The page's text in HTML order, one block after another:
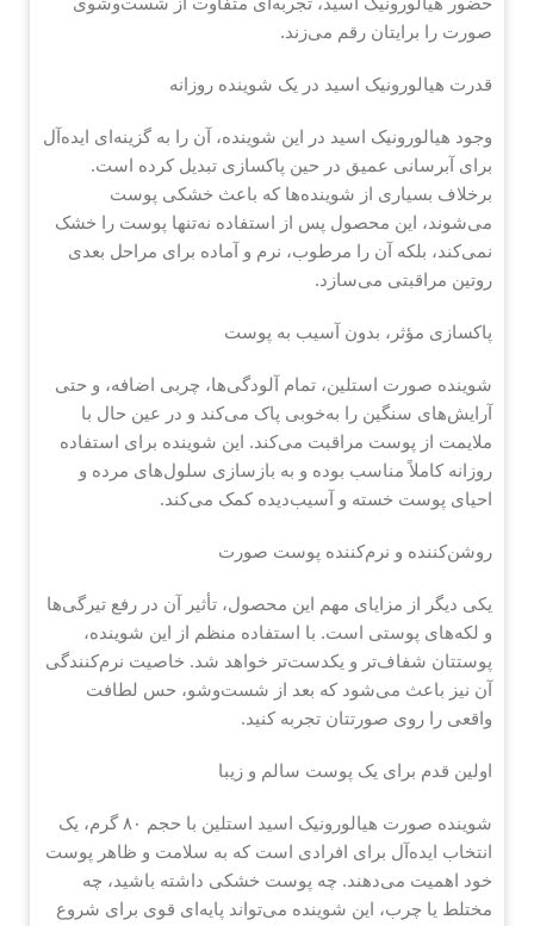
صورت را برایتان رقم می‌زند.
قدرت هیالورونیک اسید در یک شوینده روزانه
وجود هیالورونیک اسید در این شوینده، آن را به گزینه‌ای ایده‌آل
برای آبرسانی عمیق در حین پاکسازی تبدیل کرده است.
برخلاف بسیاری از شوینده‌ها که باعث خشکی پوست
می‌شوند، این محصول پس از استفاده نه‌تنها پوست را خشک
نمی‌کند، بلکه آن را مرطوب، نرم و آماده برای مراحل بعدی
روتین مراقبتی می‌سازد.
پاکسازی مؤثر، بدون آسیب به پوست
شوینده صورت استلین، تمام آلودگی‌ها، چربی اضافه، و حتی
آرایش‌های سنگین را به‌خوبی پاک می‌کند و در عین حال با
ملایمت از پوست مراقبت می‌کند. این شوینده برای استفاده
روزانه کاملاً مناسب بوده و به بازسازی سلول‌های مرده و
احیای پوست خسته و آسیب‌دیده کمک می‌کند.
روشن‌کننده و نرم‌کننده پوست صورت
یکی دیگر از مزایای مهم این محصول، تأثیر آن در رفع تیرگی‌ها
و لکه‌های پوستی است. با استفاده منظم از این شوینده،
پوستتان شفاف‌تر و یکدست‌تر خواهد شد. خاصیت نرم‌کنندگی
آن نیز باعث می‌شود که بعد از شست‌وشو، حس لطافت
واقعی را روی صورتتان تجربه کنید.
اولین قدم برای یک پوست سالم و زیبا
شوینده صورت هیالورونیک اسید استلین با حجم ۸۰ گرم، یک
انتخاب ایده‌آل برای افرادی است که به سلامت و ظاهر پوست
خود اهمیت می‌دهند. چه پوست خشکی داشته باشید، چه
مختلط یا چرب، این شوینده می‌تواند پایه‌ای قوی برای شروع